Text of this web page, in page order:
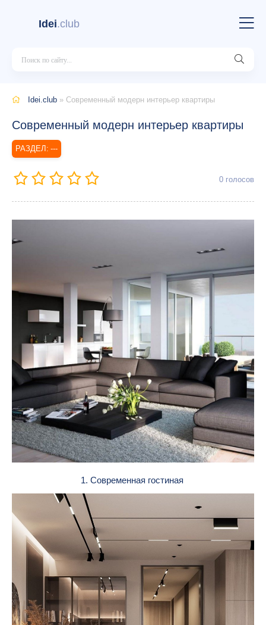
Idei.club
Idei.club » Современный модерн интерьер квартиры
Современный модерн интерьер квартиры
---
0 голосов
1. Современная гостиная